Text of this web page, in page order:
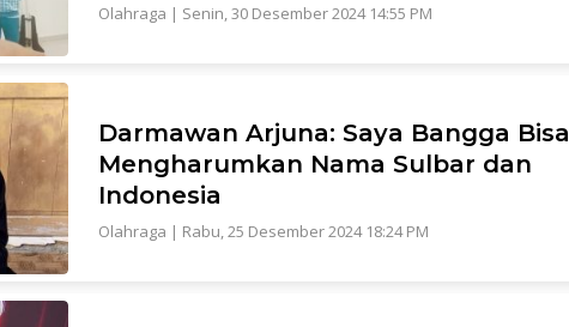
Olahraga | Senin, 30 Desember 2024 14:55 PM
Darmawan Arjuna: Saya Bangga Bisa
Mengharumkan Nama Sulbar dan
Indonesia
Olahraga | Rabu, 25 Desember 2024 18:24 PM